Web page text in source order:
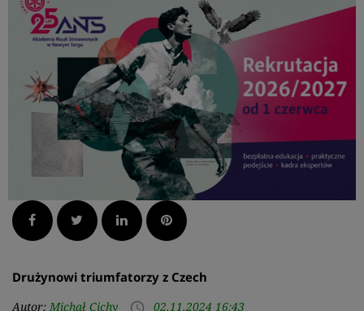
Facebook Twitter LinkedInPinterest
Drużynowi triumfatorzy z Czech
Autor: Michał Cichy 02.11.2024 16:43